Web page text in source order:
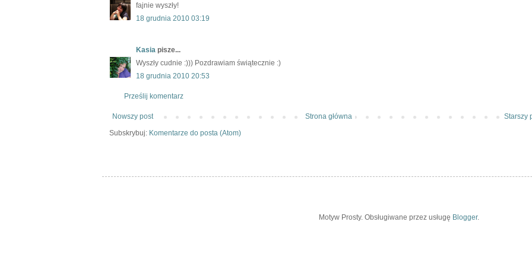
fajnie wyszły!
18 grudnia 2010 03:19
Kasia pisze...
Wyszły cudnie :))) Pozdrawiam świątecznie :)
18 grudnia 2010 20:53
Prześlij komentarz
Nowszy post Starszy
Strona główna
Subskrybuj: Komentarze do posta (Atom)
Motyw Prosty. Obsługiwane przez usługę Blogger.